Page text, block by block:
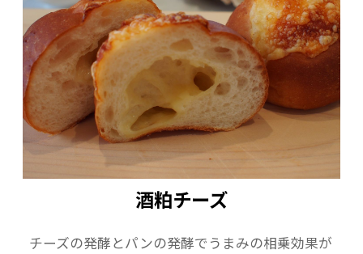
酒粕チーズ
チーズの発酵とパンの発酵でうまみの相乗効果が